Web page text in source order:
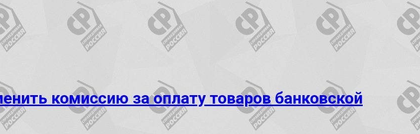
комиссию за оплату товаров банковской